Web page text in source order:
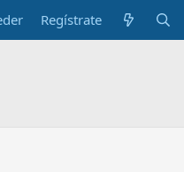
Regístrate